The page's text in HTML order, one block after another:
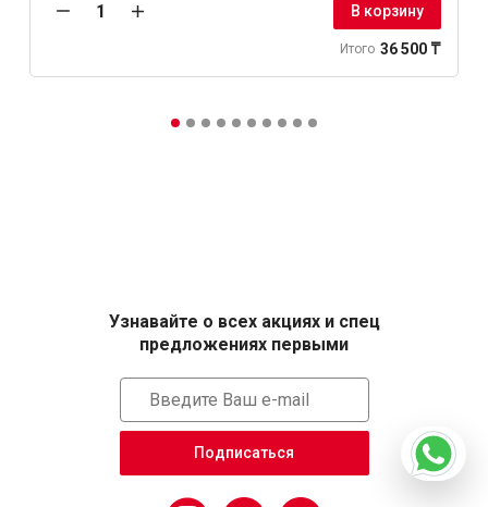
В корзину
Итого 36 500 ₸
Узнавайте о всех акциях и спец
предложениях первыми
Подписаться